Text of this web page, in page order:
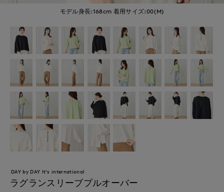
モデル身長:168cm 着用サイズ:00(M)
DAY by DAY It's international
ラグランスリーブプルオーバー